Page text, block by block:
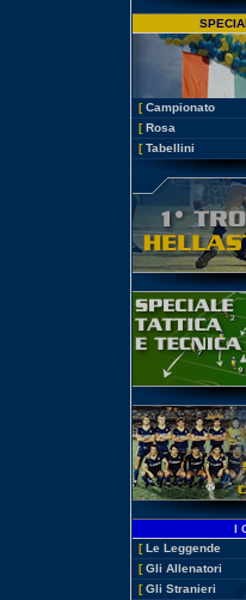
[ Campionato
[ Rosa
[ Tabellini
I
[ Le Leggende
[ Gli Allenatori
[ Gli Stranieri